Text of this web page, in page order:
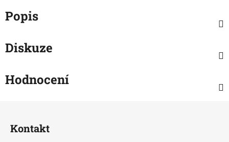
Popis
Diskuze
Hodnocení
Kontakt